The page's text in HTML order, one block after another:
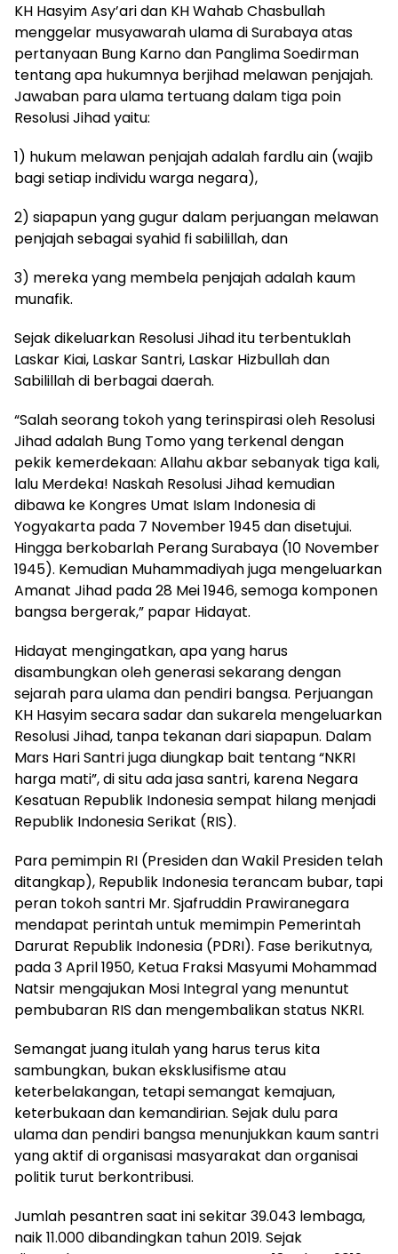
KH Hasyim Asy’ari dan KH Wahab Chasbullah
menggelar musyawarah ulama di Surabaya atas
pertanyaan Bung Karno dan Panglima Soedirman
tentang apa hukumnya berjihad melawan penjajah.
Jawaban para ulama tertuang dalam tiga poin
Resolusi Jihad yaitu:
1) hukum melawan penjajah adalah fardlu ain (wajib
bagi setiap individu warga negara),
2) siapapun yang gugur dalam perjuangan melawan
penjajah sebagai syahid fi sabilillah, dan
3) mereka yang membela penjajah adalah kaum
munafik.
Sejak dikeluarkan Resolusi Jihad itu terbentuklah
Laskar Kiai, Laskar Santri, Laskar Hizbullah dan
Sabilillah di berbagai daerah.
“Salah seorang tokoh yang terinspirasi oleh Resolusi
Jihad adalah Bung Tomo yang terkenal dengan
pekik kemerdekaan: Allahu akbar sebanyak tiga kali,
lalu Merdeka! Naskah Resolusi Jihad kemudian
dibawa ke Kongres Umat Islam Indonesia di
Yogyakarta pada 7 November 1945 dan disetujui.
Hingga berkobarlah Perang Surabaya (10 November
1945). Kemudian Muhammadiyah juga mengeluarkan
Amanat Jihad pada 28 Mei 1946, semoga komponen
bangsa bergerak,” papar Hidayat.
Hidayat mengingatkan, apa yang harus
disambungkan oleh generasi sekarang dengan
sejarah para ulama dan pendiri bangsa. Perjuangan
KH Hasyim secara sadar dan sukarela mengeluarkan
Resolusi Jihad, tanpa tekanan dari siapapun. Dalam
Mars Hari Santri juga diungkap bait tentang “NKRI
harga mati”, di situ ada jasa santri, karena Negara
Kesatuan Republik Indonesia sempat hilang menjadi
Republik Indonesia Serikat (RIS).
Para pemimpin RI (Presiden dan Wakil Presiden telah
ditangkap), Republik Indonesia terancam bubar, tapi
peran tokoh santri Mr. Sjafruddin Prawiranegara
mendapat perintah untuk memimpin Pemerintah
Darurat Republik Indonesia (PDRI). Fase berikutnya,
pada 3 April 1950, Ketua Fraksi Masyumi Mohammad
Natsir mengajukan Mosi Integral yang menuntut
pembubaran RIS dan mengembalikan status NKRI.
Semangat juang itulah yang harus terus kita
sambungkan, bukan eksklusifisme atau
keterbelakangan, tetapi semangat kemajuan,
keterbukaan dan kemandirian. Sejak dulu para
ulama dan pendiri bangsa menunjukkan kaum santri
yang aktif di organisasi masyarakat dan organisai
politik turut berkontribusi.
Jumlah pesantren saat ini sekitar 39.043 lembaga,
naik 11.000 dibandingkan tahun 2019. Sejak